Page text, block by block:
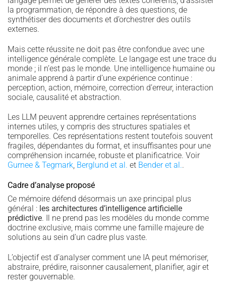
la programmation, de répondre à des questions, de
synthétiser des documents et d’orchestrer des outils
externes.
Mais cette réussite ne doit pas être confondue avec une
intelligence générale complète. Le langage est une trace du
monde ; il n’est pas le monde. Une intelligence humaine ou
animale apprend à partir d’une expérience continue :
perception, action, mémoire, correction d’erreur, interaction
sociale, causalité et abstraction.
Les LLM peuvent apprendre certaines représentations
internes utiles, y compris des structures spatiales et
temporelles. Ces représentations restent toutefois souvent
fragiles, dépendantes du format, et insuffisantes pour une
compréhension incarnée, robuste et planificatrice. Voir
Gurnee & Tegmark, Berglund et al. et Bender et al..
Cadre d’analyse proposé
Ce mémoire défend désormais un axe principal plus
général : les architectures d’intelligence artificielle
prédictive. Il ne prend pas les modèles du monde comme
doctrine exclusive, mais comme une famille majeure de
solutions au sein d’un cadre plus vaste.
L’objectif est d’analyser comment une IA peut mémoriser,
abstraire, prédire, raisonner causalement, planifier, agir et
rester gouvernable.